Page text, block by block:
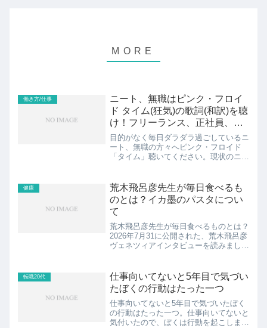
働き方/仕事
ニート、無職はピンク・フロイ
ド タイム(狂気)の歌詞(和訳)を聴
け！フリーランス、正社員、学
生、フリーターもね。
目的がなく毎日ダラダラ過ごしているニ
ート、無職の方々へピンク・フロイド
「タイム」聴いてください。現状のニー
「タイム」の歌詞(和訳)を読むことによ
り、心持ちが一寸変わります...
健康
荒木飛呂彦先生が毎日食べるも
のとは？イカ墨のパスタについ
て
荒木飛呂彦先生が毎日食べるものとは？
2026年7月31に公開された、荒木飛呂彦
ヴェネツィアインタビューを読みまし
うのは荒木飛呂彦先生の若さです。写真
は数枚公開されていて...
転職20代
仕事向いてないと5年目で気づい
たぼくの行動はたった一つ
仕事向いてないと5年目で気づいたぼく
の行動はたった一つ。仕事向いてないと
気付いたので、ぼくは行動を起こしまし